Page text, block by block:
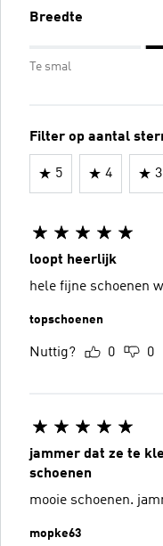
Breedte
Te smal
Filter op aantal
5 4 3
loopt heerlijk
hele fijne schoenen
topschoenen
Nuttig? 0 0
jammer dat ze te
schoenen
mopke63